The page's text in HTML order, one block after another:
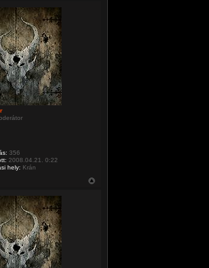
356
2008.04.21. 0:22
hely: Krán